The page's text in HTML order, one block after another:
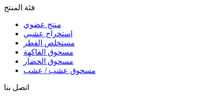
فئة المنتج
منتج عضوي
استخراج عشبي
مستخلص الفطر
مسحوق الفاكهة
مسحوق الخضار
مسحوق عشب / عشب
اتصل بنا